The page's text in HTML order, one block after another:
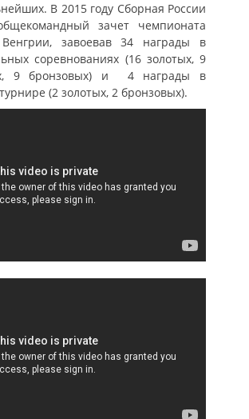
В 2015 году Сборная России
зачет чемпионата
завоевав 34 награды в
соревнованиях (16 золотых, 9
9 бронзовых) и 4 награды в
(2 золотых, 2 бронзовых).